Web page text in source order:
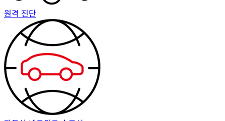
원격 진단